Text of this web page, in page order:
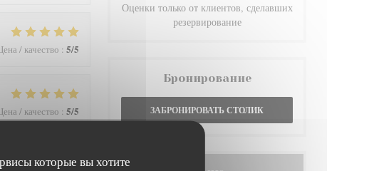
которые вы хотите
/ качество : 5/5
/ качество : 5/5
Оценки только от клиентов, сделавших
резервирование
Бронирование
ЗАБРОНИРОВАТЬ СТОЛИК